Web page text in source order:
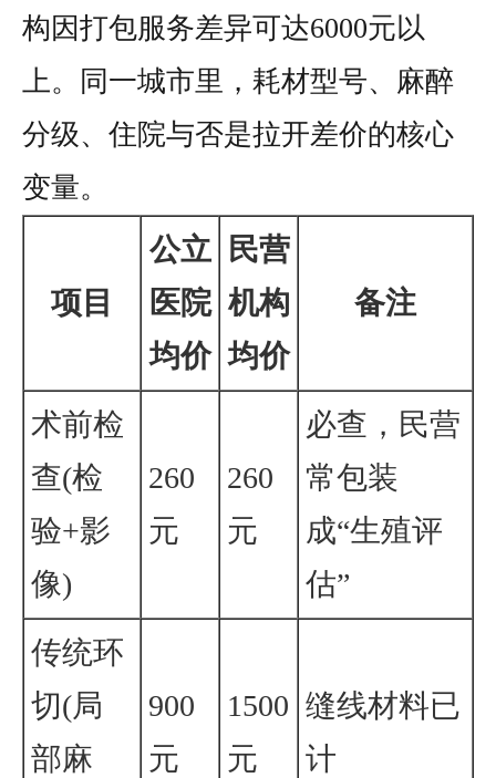
构因打包服务差异可达6000元以
上。同一城市里，耗材型号、麻醉
分级、住院与否是拉开差价的核心
变量。
项目
公立
医院
均价
民营
机构
均价
备注
术前检
查(检
验+影
像)
260
元
260
元
必查，民营
常包装
成“生殖评
估”
传统环
切(局
部麻
900
元
1500
元
缝线材料已
计